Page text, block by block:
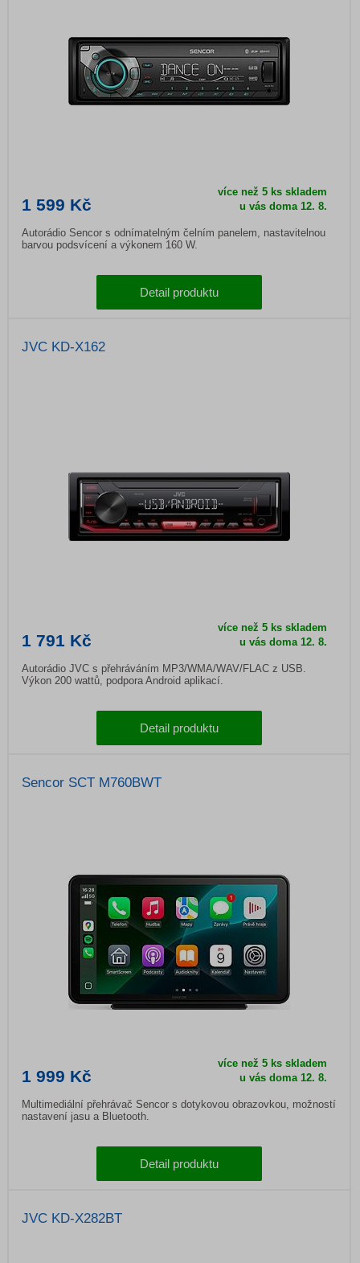
1 599 Kč
více než 5 ks skladem
u vás doma12. 8.
Autorádio Sencor s odnímatelným čelním panelem, nastavitelnou
barvou podsvícení a výkonem 160 W.
Detail produktu
JVC KD-X162
1 791 Kč
více než 5 ks skladem
u vás doma12. 8.
Autorádio JVC s přehráváním MP3/WMA/WAV/FLAC z USB.
Výkon 200 wattů, podpora Android aplikací.
Detail produktu
Sencor SCT M760BWT
1 999 Kč
více než 5 ks skladem
u vás doma12. 8.
Multimediální přehrávač Sencor s dotykovou obrazovkou, možností
nastavení jasu a Bluetooth.
Detail produktu
JVC KD-X282BT